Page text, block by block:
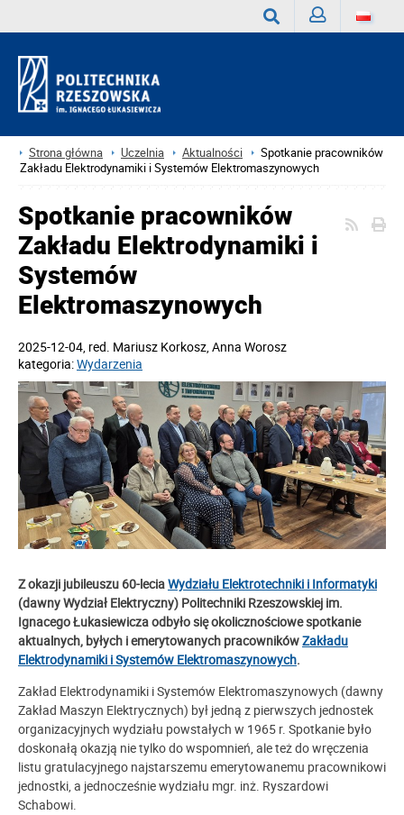
Strona główna Uczelnia Aktualności
Spotkanie pracowników
Zakładu Elektrodynamiki i Systemów Elektromaszynowych
Spotkanie pracowników
Zakładu Elektrodynamiki i
Systemów
Elektromaszynowych
2025-12-04, red. Mariusz Korkosz, Anna Worosz
kategoria:Wydarzenia
Z okazji jubileuszu 60-leciaWydziału Elektrotechniki i Informatyki
(dawny Wydział Elektryczny) Politechniki Rzeszowskiej im.
Ignacego Łukasiewicza odbyło się okolicznościowe spotkanie
aktualnych, byłych i emerytowanych pracownikówZakładu
Elektrodynamiki i Systemów Elektromaszynowych.
Zakład Elektrodynamiki i Systemów Elektromaszynowych (dawny
Zakład Maszyn Elektrycznych) był jedną z pierwszych jednostek
organizacyjnych wydziału powstałych w 1965 r. Spotkanie było
doskonałą okazją nie tylko do wspomnień, ale też do wręczenia
listu gratulacyjnego najstarszemu emerytowanemu pracownikowi
jednostki, a jednocześnie wydziału mgr. inż. Ryszardowi
Schabowi.